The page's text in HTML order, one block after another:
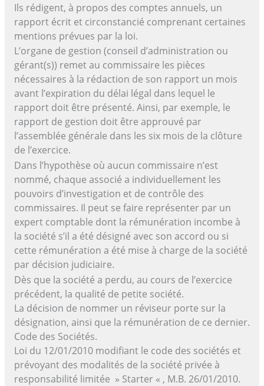
Ils rédigent, à propos des comptes annuels, un
rapport écrit et circonstancié comprenant certaines
mentions prévues par la loi.
L’organe de gestion (conseil d’administration ou
gérant(s)) remet au commissaire les pièces
nécessaires à la rédaction de son rapport un mois
avant l’expiration du délai légal dans lequel le
rapport doit être présenté. Ainsi, par exemple, le
rapport de gestion doit être approuvé par
l’assemblée générale dans les six mois de la clôture
de l’exercice.
Dans l’hypothèse où aucun commissaire n’est
nommé, chaque associé a individuellement les
pouvoirs d’investigation et de contrôle des
commissaires. Il peut se faire représenter par un
expert comptable dont la rémunération incombe à
la société s’il a été désigné avec son accord ou si
cette rémunération a été mise à charge de la société
par décision judiciaire.
Dès que la société a perdu, au cours de l’exercice
précédent, la qualité de petite société.
La décision de nommer un réviseur porte sur la
désignation, ainsi que la rémunération de ce dernier.
Code des Sociétés.
Loi du 12/01/2010 modifiant le code des sociétés et
prévoyant des modalités de la société privée à
responsabilité limitée » Starter « , M.B. 26/01/2010.